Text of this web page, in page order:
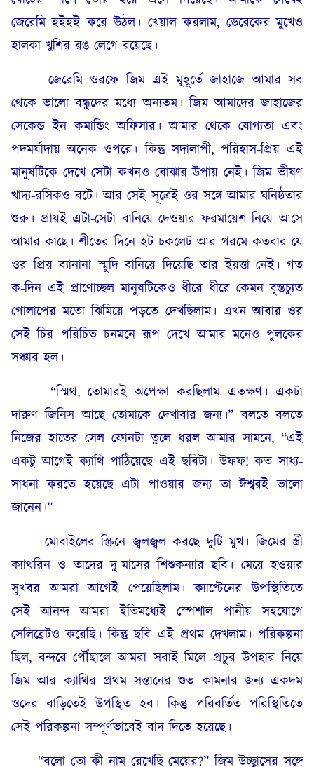
জেরেমি হইহই করে উঠল। খেয়াল করলাম, ডেরেকের মুখেও
হালকা খুশির রঙ লেগে রয়েছে।
জেরেমি ওরফে জিম এই মুহূর্তে জাহাজে আমার সব
থেকে ভালো বন্ধুদের মধ্যে অন্যতম। জিম আমাদের জাহাজের
সেকেন্ড ইন কমান্ডিং অফিসার। আমার থেকে যোগ্যতা এবং
পদমর্যাদায় অনেক ওপরে। কিন্তু সদালাপী, পরিহাস-প্রিয় এই
মানুষটিকে দেখে সেটা কখনও বোঝার উপায় নেই। জিম ভীষণ
খাদ্য-রসিকও বটে। আর সেই সূত্রেই ওর সঙ্গে আমার ঘনিষ্ঠতার
শুরু। প্রায়ই এটা-সেটা বানিয়ে দেওয়ার ফরমায়েশ নিয়ে আসে
আমার কাছে। শীতের দিনে হট চকলেট আর গরমে কতবার যে
ওর প্রিয় ব্যানানা স্মুদি বানিয়ে দিয়েছি তার ইয়ত্তা নেই। গত
ক-দিন এই প্রাণোচ্ছল মানুষটিকেও ধীরে ধীরে কেমন বৃন্তচ্যুত
গোলাপের মতো ঝিমিয়ে পড়তে দেখছিলাম। এখন আবার ওর
সেই চির পরিচিত চনমনে রূপ দেখে আমার মনেও পুলকের
সঞ্চার হল।
“স্মিথ, তোমারই অপেক্ষা করছিলাম এতক্ষণ। একটা
দারুণ জিনিস আছে তোমাকে দেখাবার জন্য।” বলতে বলতে
নিজের হাতের সেল ফোনটা তুলে ধরল আমার সামনে, “এই
একটু আগেই ক্যাথি পাঠিয়েছে এই ছবিটা। উফফ! কত সাধ্য-
সাধনা করতে হয়েছে এটা পাওয়ার জন্য তা ঈশ্বরই ভালো
জানেন।”
মোবাইলের স্ক্রিনে জ্বলজ্বল করছে দুটি মুখ। জিমের স্ত্রী
ক্যাথরিন ও তাদের দু-মাসের শিশুকন্যার ছবি। মেয়ে হওয়ার
সুখবর আমরা আগেই পেয়েছিলাম। ক্যাপ্টেনের উপস্থিতিতে
সেই আনন্দ আমরা ইতিমধ্যেই স্পেশাল পানীয় সহযোগে
সেলিব্রেটও করেছি। কিন্তু ছবি এই প্রথম দেখলাম। পরিকল্পনা
ছিল, বন্দরে পৌঁছালে আমরা সবাই মিলে প্রচুর উপহার নিয়ে
জিম আর ক্যাথির প্রথম সন্তানের শুভ কামনার জন্য একদম
ওদের বাড়িতেই উপস্থিত হব। কিন্তু পরিবর্তিত পরিস্থিতিতে
সেই পরিকল্পনা সম্পূর্ণভাবেই বাদ দিতে হয়েছে।
“বলো তো কী নাম রেখেছি মেয়ের?” জিম উচ্ছ্বাসের সঙ্গে